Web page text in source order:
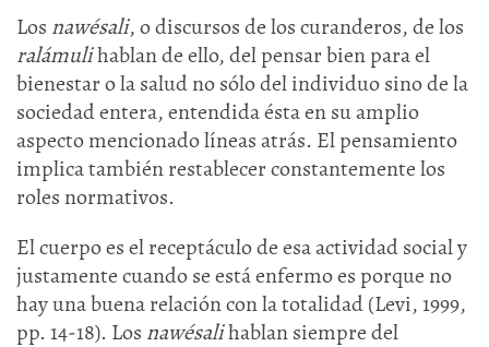
Los nawésali, o discursos de los curanderos, de los
ralámulihablan de ello, del pensar bien para el
bienestar o la salud no sólo del individuo sino de la
sociedad entera, entendida ésta en su amplio
aspecto mencionado líneas atrás. El pensamiento
implica también restablecer constantemente los
roles normativos.
El cuerpo es el receptáculo de esa actividad social y
justamente cuando se está enfermo es porque no
hay una buena relación con la totalidad (Levi, 1999,
pp. 14-18). Los nawésalihablan siempre del